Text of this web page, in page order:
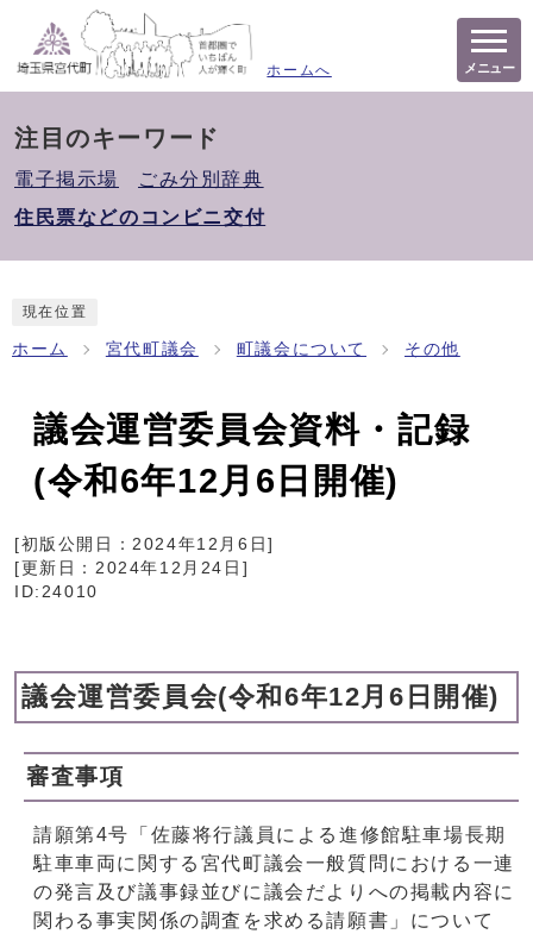
ホームへ メニュー
注目のキーワード
電子掲示場
ごみ分別辞典
住民票などのコンビニ交付
現在位置
ホーム 宮代町議会 町議会について その他
議会運営委員会資料・記録
(令和6年12月6日開催)
[初版公開日：2024年12月6日]
[更新日： 2024年12月24日 ]
ID:24010
議会運営委員会(令和6年12月6日開催)
審査事項
請願第4号「佐藤将行議員による進修館駐車場長期
駐車車両に関する宮代町議会一般質問における一連
の発言及び議事録並びに議会だよりへの掲載内容に
関わる事実関係の調査を求める請願書」について